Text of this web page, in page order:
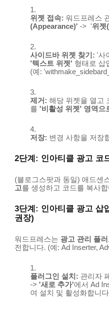
위젯 접속: 워드프레스
(Appearance)' -> '위젯
사이드바 위젯 찾기: '사
'텍스트 위젯' 형태로 삽
(예: '
제거: 해당 위젯을 열고
를 '비활성 위젯' 영역으
저장: 변경 사항을 저장
2단계: 인아티클 광고 코
(블로그스팟과 동일) 애드센
고를 생성하고 코드를 복사
3단계: 인아티클 광고 삽
권장)
워드프레스는 광고 관리 플러
전합니다. (예: Ad Inserter,
플러그인 설치: 관리자
-> '새로 추가'에서 Ad
여 설치 및 활성화합니